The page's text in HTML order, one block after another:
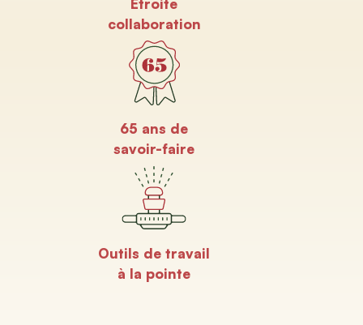
Étroite
collaboration
65 ans de
savoir-faire
Outils de travail
à la pointe